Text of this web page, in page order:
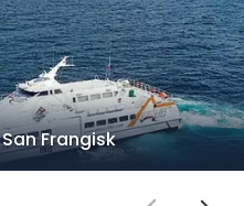
San Frangisk